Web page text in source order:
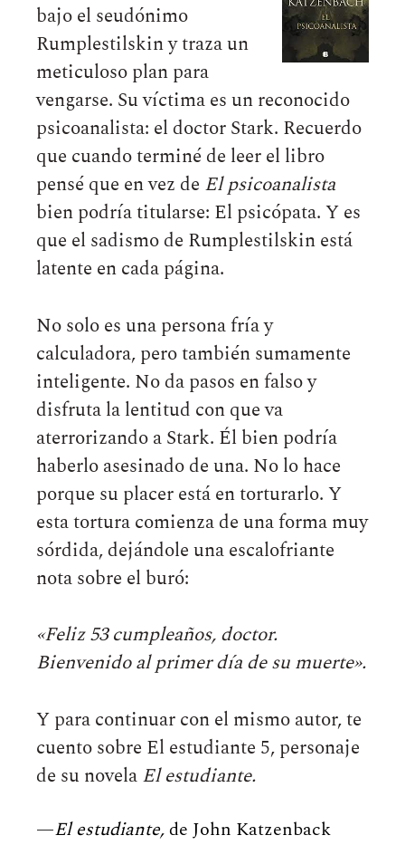
bajo el seudónimo
Rumplestilskin y traza un
meticuloso plan para
vengarse. Su víctima es un reconocido
psicoanalista: el doctor Stark. Recuerdo
que cuando terminé de leer el libro
pensé que en vez de El psicoanalista
bien podría titularse: El psicópata. Y es
que el sadismo de Rumplestilskin está
latente en cada página.
No solo es una persona fría y
calculadora, pero también sumamente
inteligente. No da pasos en falso y
disfruta la lentitud con que va
aterrorizando a Stark. Él bien podría
haberlo asesinado de una. No lo hace
porque su placer está en torturarlo. Y
esta tortura comienza de una forma muy
sórdida, dejándole una escalofriante
nota sobre el buró:
«Feliz 53 cumpleaños, doctor.
Bienvenido al primer día de su muerte».
Y para continuar con el mismo autor, te
cuento sobre El estudiante 5, personaje
de su novelaEl estudiante.
—El estudiante, de John Katzenback